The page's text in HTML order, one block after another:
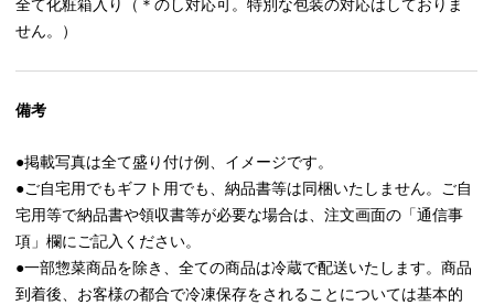
全て化粧箱入り（＊のし対応可。特別な包装の対応はしておりま
せん。）
備考
●掲載写真は全て盛り付け例、イメージです。
●ご自宅用でもギフト用でも、納品書等は同梱いたしません。ご自
宅用等で納品書や領収書等が必要な場合は、注文画面の「通信事
項」欄にご記入ください。
●一部惣菜商品を除き、全ての商品は冷蔵で配送いたします。商品
到着後、お客様の都合で冷凍保存をされることについては基本的